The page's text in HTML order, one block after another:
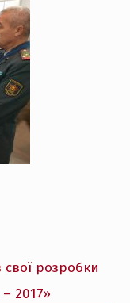
розробки
2017»